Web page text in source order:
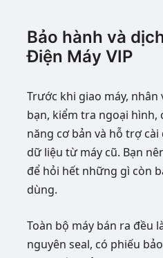
Bảo hành và
Điện Máy VIP
Trước khi giao máy, nhân
bạn, kiểm tra ngoại hình,
năng cơ bản và hỗ trợ
dữ liệu từ máy cũ. Bạn
để hỏi hết những gì còn
dùng.
Toàn bộ máy bán ra đều
nguyên seal, có phiếu